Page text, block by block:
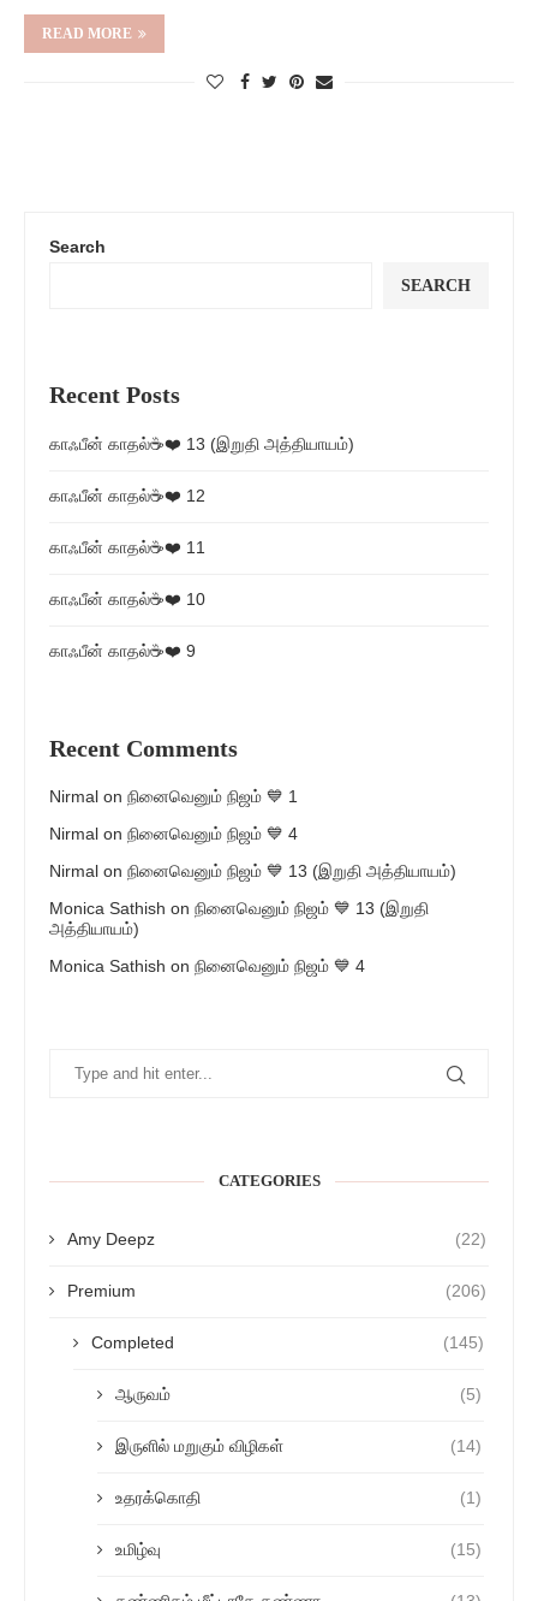
READ MORE
Search
SEARCH
Recent Posts
காஃபீன் காதல்☕❤️ 13 (இறுதி அத்தியாயம்)
காஃபீன் காதல்☕❤️ 12
காஃபீன் காதல்☕❤️ 11
காஃபீன் காதல்☕❤️ 10
காஃபீன் காதல்☕❤️ 9
Recent Comments
Nirmal on நினைவெனும் நிஜம் 💙 1
Nirmal on நினைவெனும் நிஜம் 💙 4
Nirmal on நினைவெனும் நிஜம் 💙 13 (இறுதி அத்தியாயம்)
Monica Sathish on நினைவெனும் நிஜம் 💙 13 (இறுதி
அத்தியாயம்)
Monica Sathish on நினைவெனும் நிஜம் 💙 4
CATEGORIES
Amy Deepz (22)
Premium (206)
Completed (145)
ஆருவம் (5)
இருளில் மறுகும் விழிகள் (14)
உதரக்கொதி (1)
உமிழ்வு (15)